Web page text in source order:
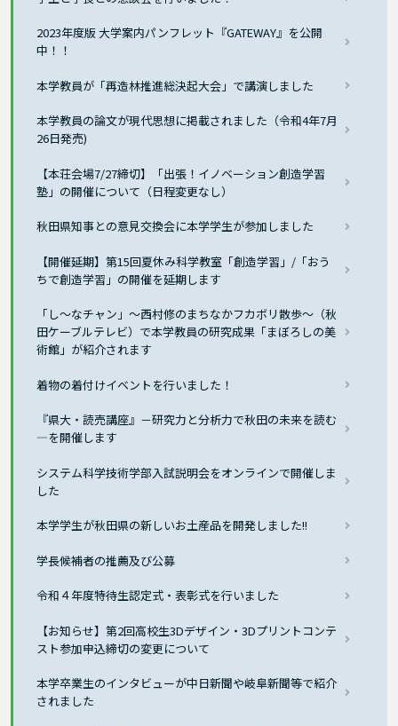
2023年度版 大学案内パンフレット『GATEWAY』を公開
中！！
本学教員が「再造林推進総決起大会」で講演しました
本学教員の論文が現代思想に掲載されました（令和4年7月
26日発売)
【本荘会場7/27締切】「出張！イノベーション創造学習
塾」の開催について（日程変更なし）
秋田県知事との意見交換会に本学学生が参加しました
【開催延期】第15回夏休み科学教室「創造学習」/「おう
ちで創造学習」の開催を延期します
「し〜なチャン」～西村修のまちなかフカボリ散歩～（秋
田ケーブルテレビ）で本学教員の研究成果「まぼろしの美
術館」が紹介されます
着物の着付けイベントを行いました！
『県大・読売講座』－研究力と分析力で秋田の未来を読む
―を開催します
システム科学技術学部入試説明会をオンラインで開催しま
した
本学学生が秋田県の新しいお土産品を開発しました!!
学長候補者の推薦及び公募
令和４年度特待生認定式・表彰式を行いました
【お知らせ】第2回高校生3Dデザイン・3Dプリントコンテ
スト参加申込締切の変更について
本学卒業生のインタビューが中⽇新聞や岐阜新聞等で紹介
されました